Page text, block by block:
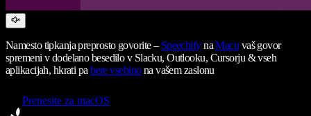
Namesto tipkanja preprosto govorite – SpeechifynaMacu vaš govor
spremeni v dodelano besedilo v Slacku, Outlooku, Cursorju & vseh
aplikacijah, hkrati pabere vsebinona vašem zaslonu
Prenesite za macOS